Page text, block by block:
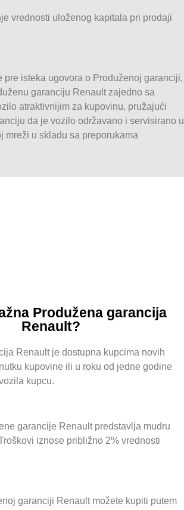
vrednosti uloženog kapitala pri prodaji
pre isteka ugovora o Produženoj garanciji,
garanciju Renault zajedno sa
atraktivnijim za kupovinu, pružajući
da je vozilo održavano i servisirano u
mreži u skladu sa preporukama
Produžena garancija
Renault?
Renault je dostupna kupcima novih
kupovine ili u roku od jedne godine
kupcu.
garancije Renault predstavlja mudru
iznose približno 2% vrednosti
garanciji Renault možete kupiti putem